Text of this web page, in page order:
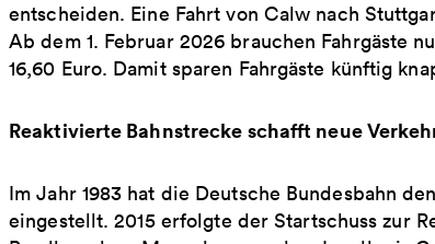
entscheiden. Eine Fahrt von Calw nach
Ab dem 1. Februar 2026 brauchen Fahrgäste
16,60 Euro. Damit sparen Fahrgäste künftig
Reaktivierte Bahnstrecke schafft neue
Im Jahr 1983 hat die Deutsche Bundesbahn
eingestellt. 2015 erfolgte der Startschuss zur